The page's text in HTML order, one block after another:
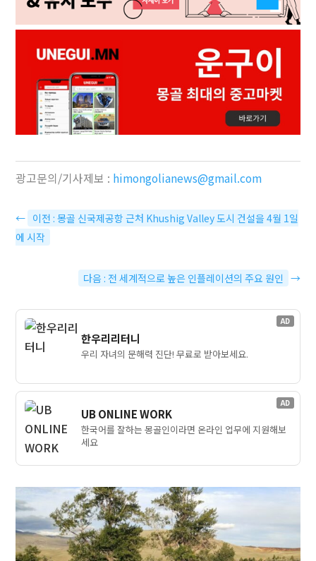
광고문의/기사제보 : himongolianews@gmail.com
← 이전 : 몽골 신국제공항 근처 Khushig Valley 도시 건설을 4월 1일
에 시작
다음 : 전 세계적으로 높은 인플레이션의 주요 원인 →
AD
한우리리터니
우리 자녀의 문해력 진단! 무료로 받아보세요.
AD
UB ONLINE WORK
한국어를 잘하는 몽골인이라면 온라인 업무에 지원해보
세요